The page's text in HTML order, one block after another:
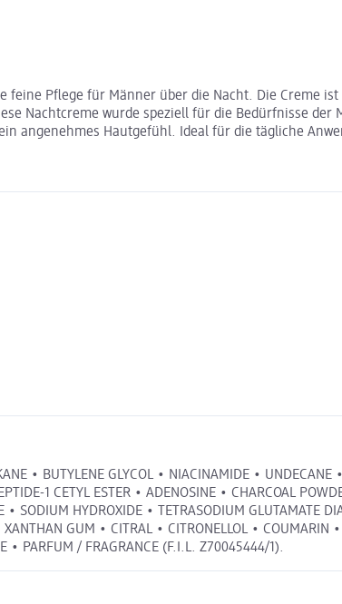
feine Pflege für Männer über die Nacht. Die
Nachtcreme wurde speziell für die Bedürfnisse
angenehmes Hautgefühl. Ideal für die tägliche
• BUTYLENE GLYCOL • NIACINAMIDE •
1 CETYL ESTER • ADENOSINE • CHARCOAL
• SODIUM HYDROXIDE • TETRASODIUM GLUTAMATE
XANTHAN GUM • CITRAL • CITRONELLOL •
• PARFUM / FRAGRANCE (F.I.L. Z70045444/1).